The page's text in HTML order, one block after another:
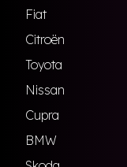
Fiat
Citroën
Toyota
Nissan
Cupra
BMW